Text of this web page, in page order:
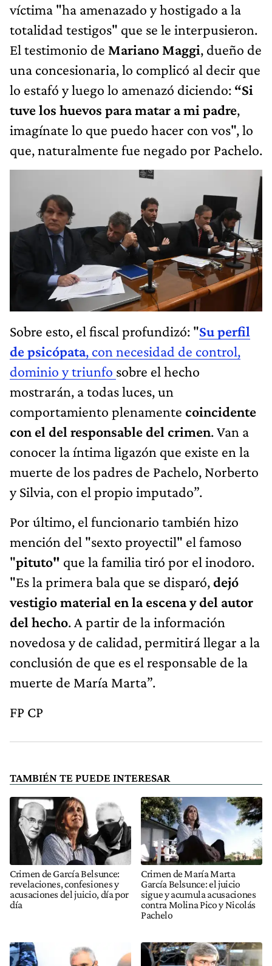
víctima "ha amenazado y hostigado a la
totalidad testigos" que se le interpusieron.
El testimonio de Mariano Maggi, dueño de
una concesionaria, lo complicó al decir que
lo estafó y luego lo amenazó diciendo: “Si
tuve los huevos para matar a mi padre,
imagínate lo que puedo hacer con vos", lo
que, naturalmente fue negado por Pachelo.
Sobre esto, el fiscal profundizó: "Su perfil
de psicópata, con necesidad de control,
dominio y triunfo sobre el hecho
mostrarán, a todas luces, un
comportamiento plenamente coincidente
con el del responsable del crimen. Van a
conocer la íntima ligazón que existe en la
muerte de los padres de Pachelo, Norberto
y Silvia, con el propio imputado”.
Por último, el funcionario también hizo
mención del "sexto proyectil" el famoso
"pituto" que la familia tiró por el inodoro.
"Es la primera bala que se disparó,dejó
vestigio material en la escena y del autor
del hecho. A partir de la información
novedosa y de calidad, permitirá llegar a la
conclusión de que es el responsable de la
muerte de María Marta”.
FP CP
TAMBIÉN TE PUEDE INTERESAR
Crimen de García Belsunce:
revelaciones, confesiones y
acusaciones del juicio, día por
día
Crimen de María Marta
García Belsunce: el juicio
sigue y acumula acusaciones
contra Molina Pico y Nicolás
Pachelo